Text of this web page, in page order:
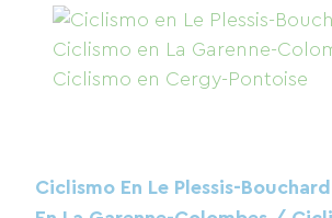
Ciclismo En Le Plessis-